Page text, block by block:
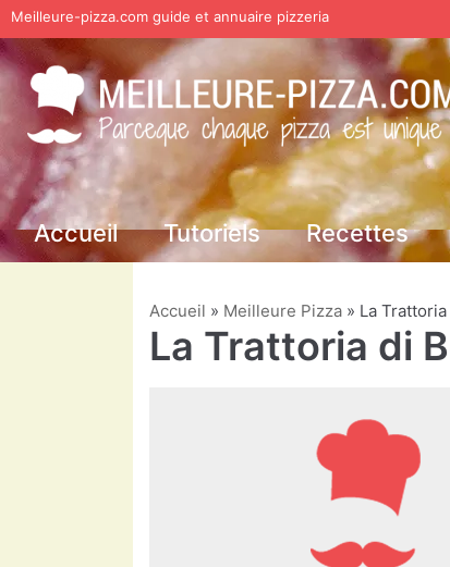
Aller
au
contenu
Meilleure-pizza.com guide et annuaire pizzeria
Accueil Tutoriels Recettes
Accueil » Meilleure Pizza » La
La Trattoria di